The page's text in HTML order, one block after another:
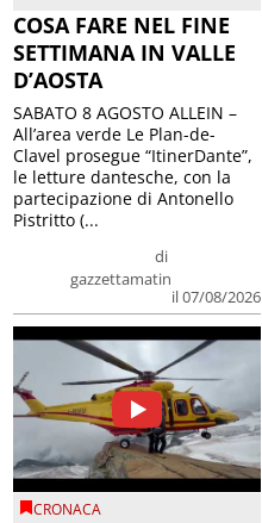
COSA FARE NEL FINE
SETTIMANA IN VALLE
D’AOSTA
di
gazzettamatin
il 07/08/2026
SABATO 8 AGOSTO ALLEIN –
All’area verde Le Plan-de-
Clavel prosegue “ItinerDante”,
le letture dantesche, con la
partecipazione di Antonello
Pistritto (...
CRONACA